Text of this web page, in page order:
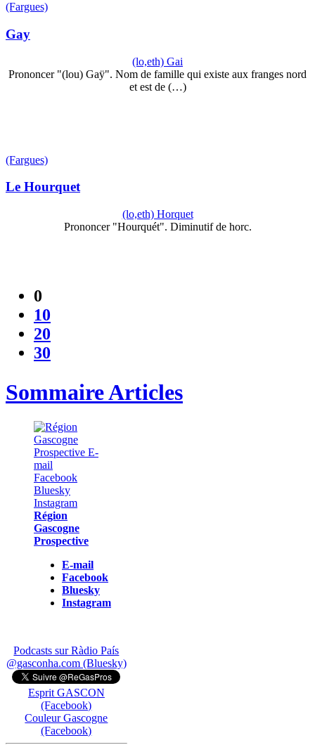
(Fargues)
Gay
(lo,eth) Gai
Prononcer "(lou) Gaÿ". Nom de famille qui existe aux franges nord
et est de (…)
(Fargues)
Le Hourquet
(lo,eth) Horquet
Prononcer "Hourquét". Diminutif de horc.
0
10
20
30
Sommaire Articles
Région
Gascogne
Prospective
E-mail
Facebook
Bluesky
Instagram
Podcasts sur Ràdio País
@gasconha.com (Bluesky)
Esprit GASCON
(Facebook)
Couleur Gascogne
(Facebook)